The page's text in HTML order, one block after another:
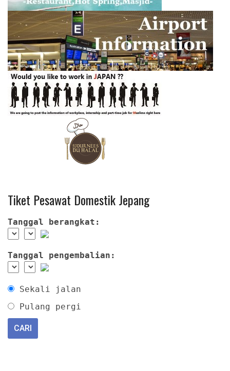
Tiket Pesawat Domestik Jepang
Tanggal berangkat:
Tanggal pengembalian:
Sekali jalan
Pulang pergi